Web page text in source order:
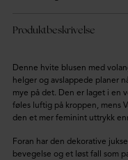
Produktbeskrivelse
Denne hvite blusen med
helger og avslappede planer
mye på det. Den er laget i en
føles luftig på kroppen, mens
den et mer feminint uttrykk
Foran har den dekorative
bevegelse og et løst fall som